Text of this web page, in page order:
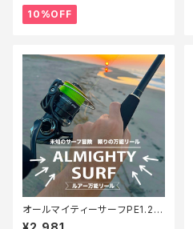
10%OFF
オールマイティーサーフPE1.2 2
00m【Tオリ】